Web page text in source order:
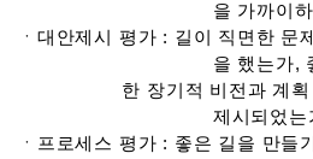
을 가까이
ㆍ대안제시 평가 : 길이 직면한 문
을 했는가,
한 장기적 비전과 계획 혹
제시되었는
ㆍ프로세스 평가 : 좋은 길을 만들